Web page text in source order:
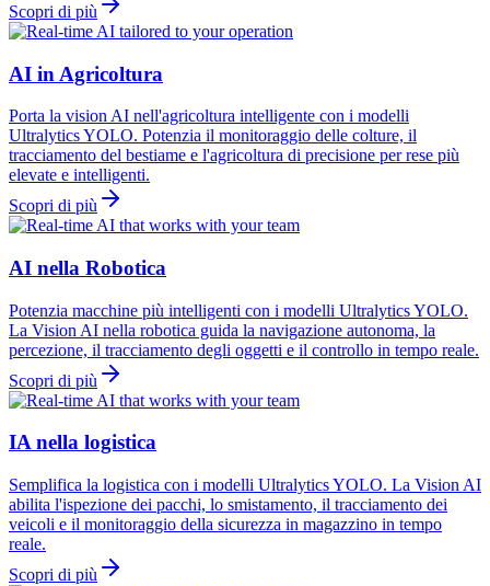
Scopri di più
AI in Agricoltura
Porta la vision AI nell'agricoltura intelligente con i modelli
Ultralytics YOLO. Potenzia il monitoraggio delle colture, il
tracciamento del bestiame e l'agricoltura di precisione per rese più
elevate e intelligenti.
Scopri di più
AI nella Robotica
Potenzia macchine più intelligenti con i modelli Ultralytics YOLO.
La Vision AI nella robotica guida la navigazione autonoma, la
percezione, il tracciamento degli oggetti e il controllo in tempo reale.
Scopri di più
IA nella logistica
Semplifica la logistica con i modelli Ultralytics YOLO. La Vision AI
abilita l'ispezione dei pacchi, lo smistamento, il tracciamento dei
veicoli e il monitoraggio della sicurezza in magazzino in tempo
reale.
Scopri di più